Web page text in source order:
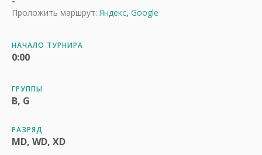
Проложить маршрут: Яндекс, Google
НАЧАЛО ТУРНИРА
0:00
ГРУППЫ
B, G
РАЗРЯД
MD, WD, XD